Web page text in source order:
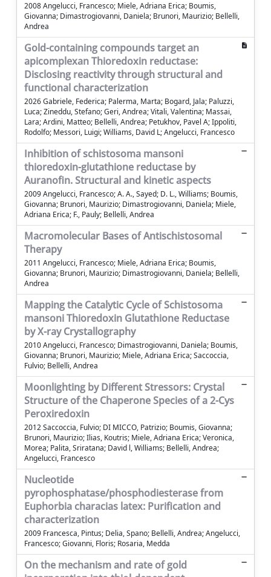
2008 Angelucci, Francesco; Miele, Adriana Erica; Boumis,
Giovanna; Dimastrogiovanni, Daniela; Brunori, Maurizio; Bellelli,
Andrea
Gold-containing compounds target an
apicomplexan Thioredoxin reductase:
Disclosing reactivity through structural and
functional characterization
2026 Gabriele, Federica; Palerma, Marta; Bogard, Jala; Paluzzi,
Luca; Zineddu, Stefano; Geri, Andrea; Vitali, Valentina; Massai,
Lara; Ardini, Matteo; Bellelli, Andrea; Petukhov, Pavel A; Ippoliti,
Rodolfo; Messori, Luigi; Williams, David L; Angelucci, Francesco
Inhibition of schistosoma mansoni
thioredoxin-glutathione reductase by
Auranofin. Structural and kinetic aspects
2009 Angelucci, Francesco; A. A., Sayed; D. L., Williams; Boumis,
Giovanna; Brunori, Maurizio; Dimastrogiovanni, Daniela; Miele,
Adriana Erica; F., Pauly; Bellelli, Andrea
Macromolecular Bases of Antischistosomal
Therapy
2011 Angelucci, Francesco; Miele, Adriana Erica; Boumis,
Giovanna; Brunori, Maurizio; Dimastrogiovanni, Daniela; Bellelli,
Andrea
Mapping the Catalytic Cycle of Schistosoma
mansoni Thioredoxin Glutathione Reductase
by X-ray Crystallography
2010 Angelucci, Francesco; Dimastrogiovanni, Daniela; Boumis,
Giovanna; Brunori, Maurizio; Miele, Adriana Erica; Saccoccia,
Fulvio; Bellelli, Andrea
Moonlighting by Different Stressors: Crystal
Structure of the Chaperone Species of a 2-Cys
Peroxiredoxin
2012 Saccoccia, Fulvio; DI MICCO, Patrizio; Boumis, Giovanna;
Brunori, Maurizio; Ilias, Koutris; Miele, Adriana Erica; Veronica,
Morea; Palita, Sriratana; David l, Williams; Bellelli, Andrea;
Angelucci, Francesco
Nucleotide
pyrophosphatase/phosphodiesterase from
Euphorbia characias latex: Purification and
characterization
2009 Francesca, Pintus; Delia, Spano; Bellelli, Andrea; Angelucci,
Francesco; Giovanni, Floris; Rosaria, Medda
On the mechanism and rate of gold